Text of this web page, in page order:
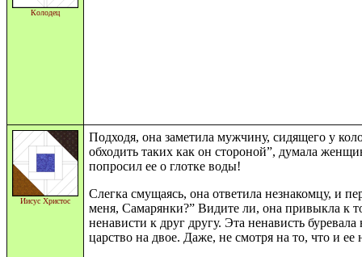
Колодец
Иисус Христос
Подходя, она заметила мужчину, сидящего у
обходить таких как он стороной”, думала
попросил ее о глотке воды!
Слегка смущаясь, она ответила незнакомцу, и
меня, Самарянки?” Видите ли, она привыкла к
ненависти к друг другу. Эта ненависть
царство на двое. Даже, не смотря на то, что и